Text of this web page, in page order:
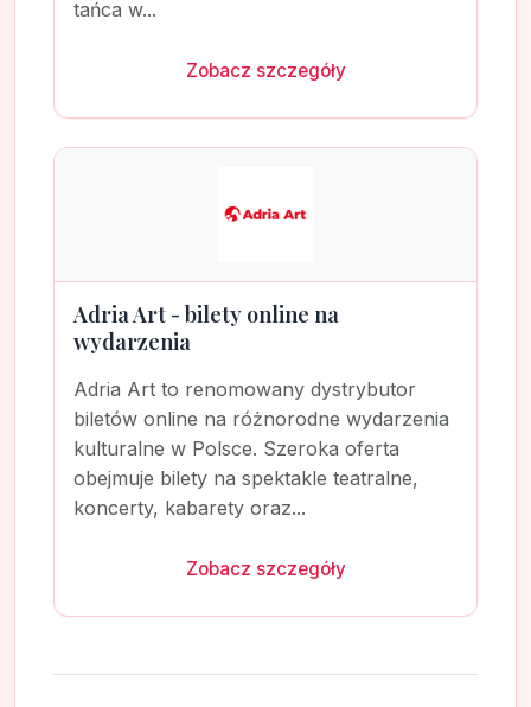
tańca w...
Zobacz szczegóły
Adria Art - bilety online na
wydarzenia
Adria Art to renomowany dystrybutor
biletów online na różnorodne wydarzenia
kulturalne w Polsce. Szeroka oferta
obejmuje bilety na spektakle teatralne,
koncerty, kabarety oraz...
Zobacz szczegóły